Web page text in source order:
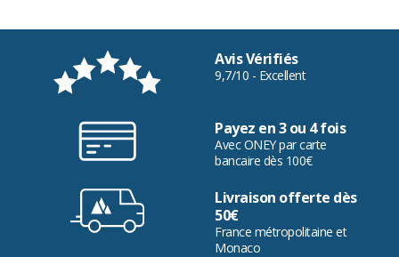
Avis Vérifiés
9,7/10 - Excellent
Payez en 3 ou 4 fois
Avec ONEY par carte
bancaire dès 100€
Livraison offerte dès
50€
France métropolitaine et
Monaco